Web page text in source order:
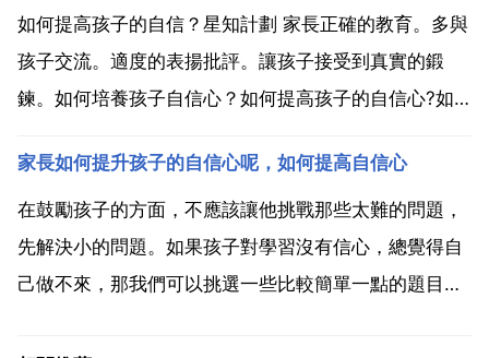
成了，多給自己些鼓勵，堅持去做。2.具有學習力 具有
學習...
如何提高孩子的自信？星知計劃 家長正確的教育。多與
孩子交流。適度的表揚批評。讓孩子接受到真實的鍛
鍊。如何培養孩子自信心？如何提高孩子的自信心?如
好，最為家長，可以陪孩子一起玩，告訴孩子有些事情
需要自己有信心去做，做出榜樣就可以，三歲小孩模仿
能力很強的...
家長如何提升孩子的自信心呢，如何提高自信心
在鼓勵孩子的方面，不應該讓他挑戰那些太難的問題，
先解決小的問題。如果孩子對學習沒有信心，總覺得自
己做不來，那我們可以挑選一些比較簡單一點的題目讓